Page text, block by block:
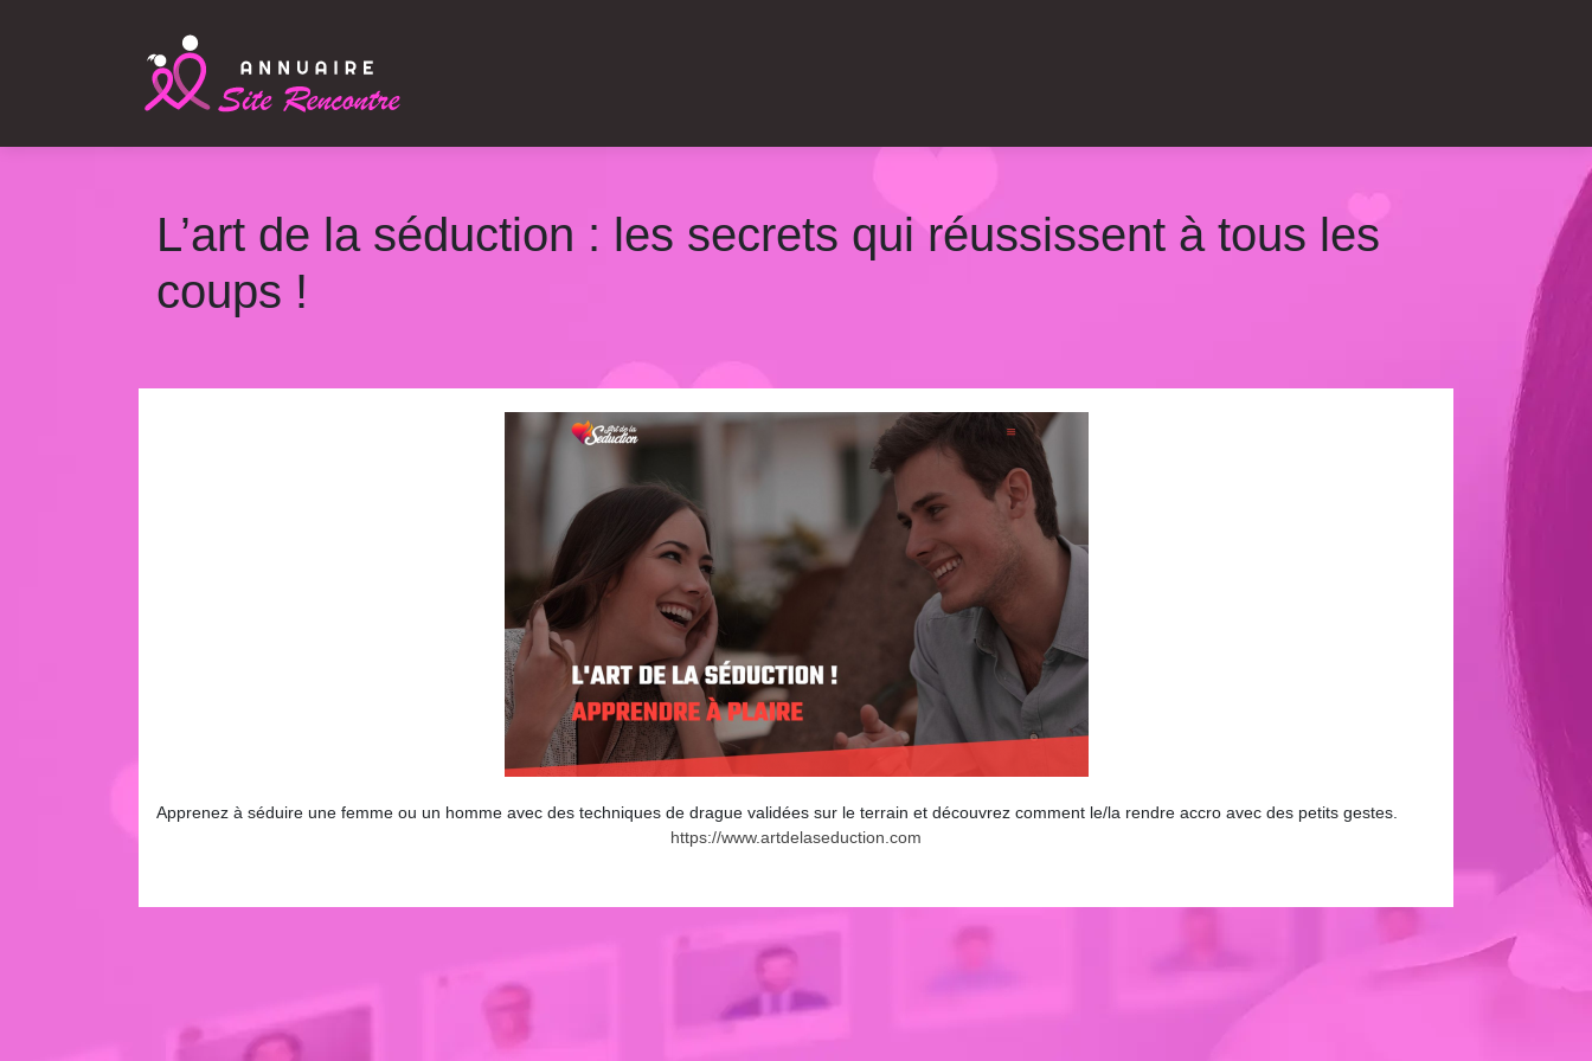
L’art de la séduction : les secrets qui réussissent à tous les
coups !
Apprenez à séduire une femme ou un homme avec des techniques de drague validées sur le terrain et découvrez comment le/la rendre accro avec des petits gestes.
https://www.artdelaseduction.com